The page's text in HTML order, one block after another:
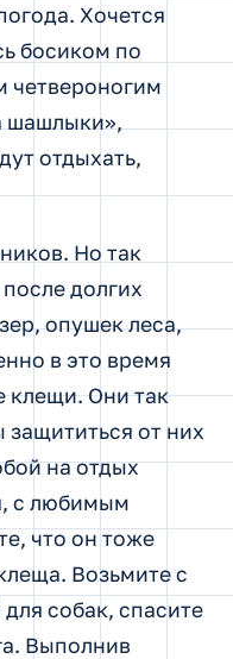
Хочется
босиком по
четвероногим
шашлыки»,
отдыхать,
Но так
долгих
опушек леса,
в это время
клещи. Они так
от них
на отдых
с любимым
что он тоже
Возьмите с
собак, спасите
Выполнив